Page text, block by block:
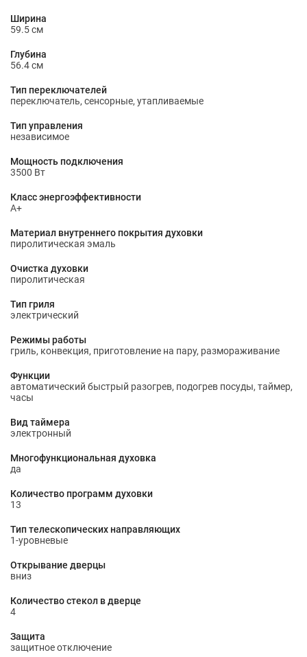
Ширина
59.5 см
Глубина
56.4 см
Тип переключателей
переключатель, сенсорные, утапливаемые
Тип управления
независимое
Мощность подключения
3500 Вт
Класс энергоэффективности
A+
Материал внутреннего покрытия духовки
пиролитическая эмаль
Очистка духовки
пиролитическая
Тип гриля
электрический
Режимы работы
гриль, конвекция, приготовление на пару, размораживание
Функции
автоматический быстрый разогрев, подогрев посуды, таймер,
часы
Вид таймера
электронный
Многофункциональная духовка
да
Количество программ духовки
13
Тип телескопических направляющих
1-уровневые
Открывание дверцы
вниз
Количество стекол в дверце
4
Защита
защитное отключение